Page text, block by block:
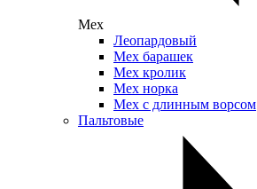
Мех
Леопардовый
Мех барашек
Мех кролик
Мех норка
Мех с длинным ворсом
Пальтовые